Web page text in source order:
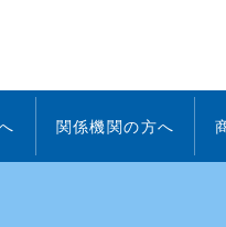
関係機関の方へ